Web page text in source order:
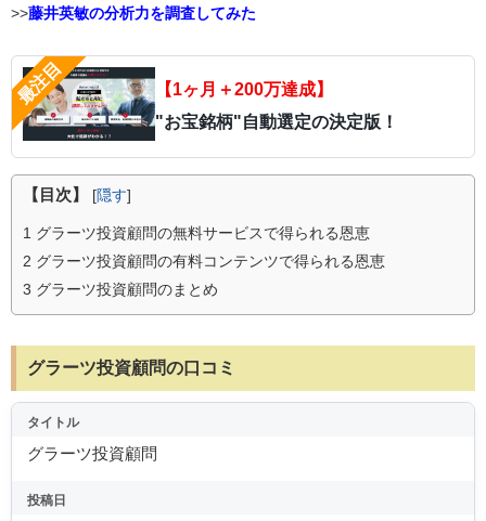
>>藤井英敏の分析力を調査してみた
【1ヶ月＋200万達成】
"お宝銘柄"自動選定の決定版！
【目次】 [隠す]
1 グラーツ投資顧問の無料サービスで得られる恩恵
2 グラーツ投資顧問の有料コンテンツで得られる恩恵
3 グラーツ投資顧問のまとめ
グラーツ投資顧問の口コミ
タイトル
グラーツ投資顧問
投稿日